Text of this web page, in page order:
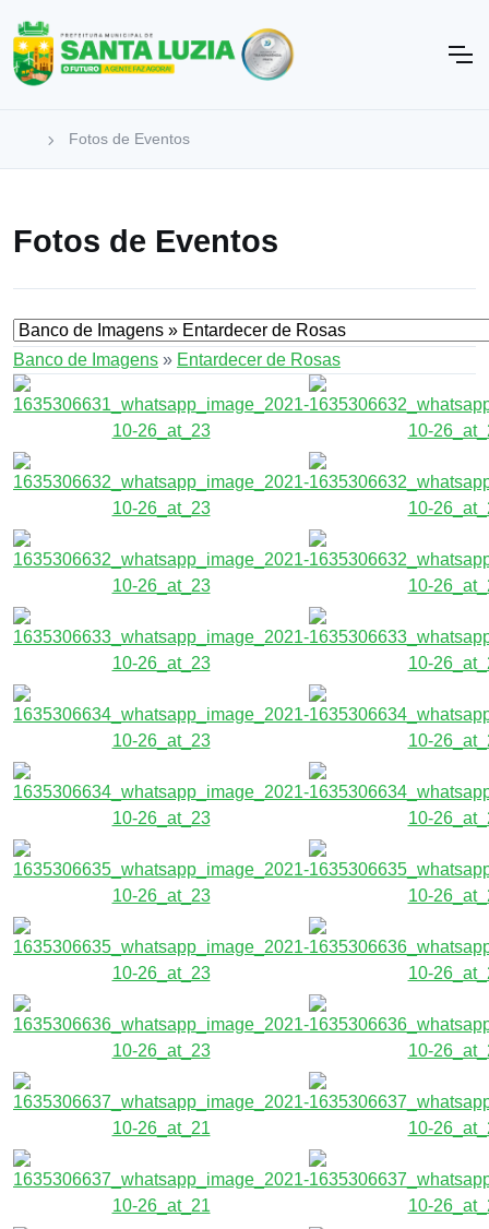
Fotos de Eventos
Fotos de Eventos
Banco de Imagens » Entardecer de Rosas